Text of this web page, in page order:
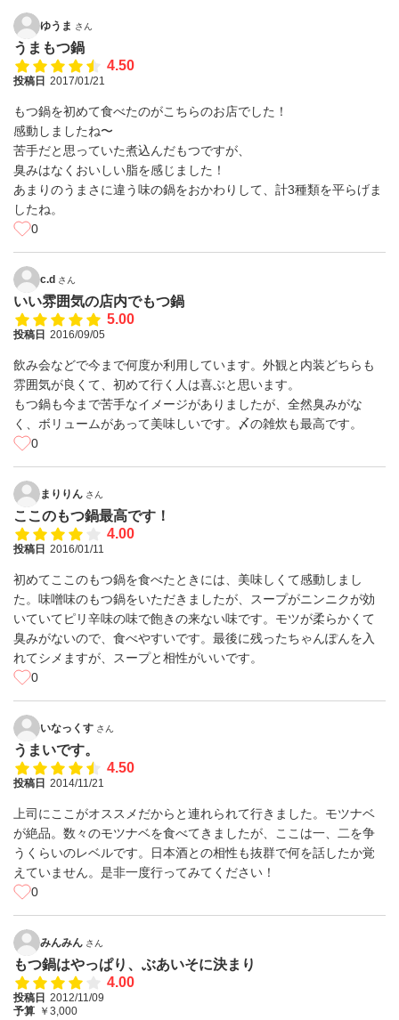
ゆうま さん
うまもつ鍋
4.50
投稿日 2017/01/21
もつ鍋を初めて食べたのがこちらのお店でした！
感動しましたね〜
苦手だと思っていた煮込んだもつですが、
臭みはなくおいしい脂を感じました！
あまりのうまさに違う味の鍋をおかわりして、計3種類を平らげま
したね。
0
c.d さん
いい雰囲気の店内でもつ鍋
5.00
投稿日 2016/09/05
飲み会などで今まで何度か利用しています。外観と内装どちらも
雰囲気が良くて、初めて行く人は喜ぶと思います。
もつ鍋も今まで苦手なイメージがありましたが、全然臭みがな
く、ボリュームがあって美味しいです。〆の雑炊も最高です。
0
まりりん さん
ここのもつ鍋最高です！
4.00
投稿日 2016/01/11
初めてここのもつ鍋を食べたときには、美味しくて感動しまし
た。味噌味のもつ鍋をいただきましたが、スープがニンニクが効
いていてピリ辛味の味で飽きの来ない味です。モツが柔らかくて
臭みがないので、食べやすいです。最後に残ったちゃんぽんを入
れてシメますが、スープと相性がいいです。
0
いなっくす さん
うまいです。
4.50
投稿日 2014/11/21
上司にここがオススメだからと連れられて行きました。モツナベ
が絶品。数々のモツナベを食べてきましたが、ここは一、二を争
うくらいのレベルです。日本酒との相性も抜群で何を話したか覚
えていません。是非一度行ってみてください！
0
みんみん さん
もつ鍋はやっぱり、ぶあいそに決まり
4.00
投稿日 2012/11/09
予算 ￥3,000